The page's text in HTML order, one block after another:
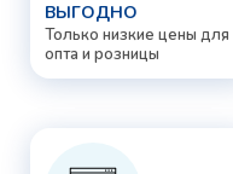
ВЫГОДНО
Только низкие цены для
опта и розницы